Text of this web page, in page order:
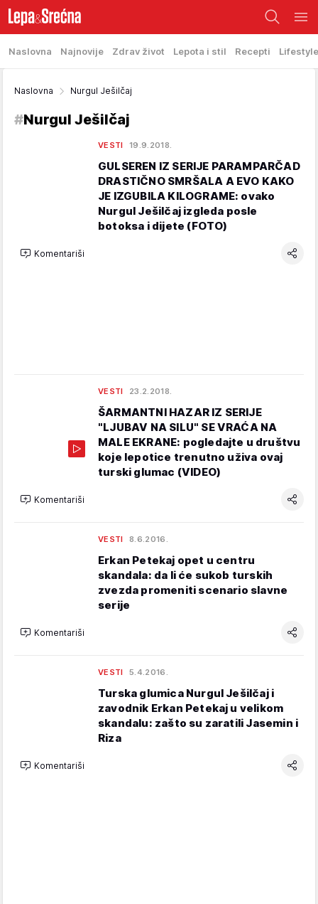
Naslovna Najnovije Zdrav život Lepota i stil Recepti Lifestyle
Naslovna Nurgul Ješilčaj
#Nurgul Ješilčaj
VESTI 19.9.2018.
GULSEREN IZ SERIJE PARAMPARČAD
DRASTIČNO SMRŠALA A EVO KAKO
JE IZGUBILA KILOGRAME: ovako
Nurgul Ješilčaj izgleda posle
botoksa i dijete (FOTO)
Komentariši
VESTI 23.2.2018.
ŠARMANTNI HAZAR IZ SERIJE
"LJUBAV NA SILU" SE VRAĆA NA
MALE EKRANE: pogledajte u društvu
koje lepotice trenutno uživa ovaj
turski glumac (VIDEO)
Komentariši
VESTI 8.6.2016.
Erkan Petekaj opet u centru
skandala: da li će sukob turskih
zvezda promeniti scenario slavne
serije
Komentariši
VESTI 5.4.2016.
Turska glumica Nurgul Ješilčaj i
zavodnik Erkan Petekaj u velikom
skandalu: zašto su zaratili Jasemin i
Riza
Komentariši